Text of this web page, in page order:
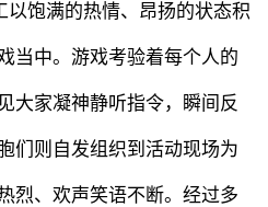
以饱满的热情、昂扬的状态积
当中。游戏考验着每个人的
大家凝神静听指令，瞬间反
们则自发组织到活动现场为
烈、欢声笑语不断。经过多